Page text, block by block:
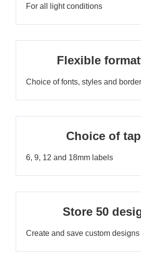
For all light conditions
Flexible
Choice of fonts, styles and
Choice of
6, 9, 12 and 18mm labels
Store 50
Create and save custom designs